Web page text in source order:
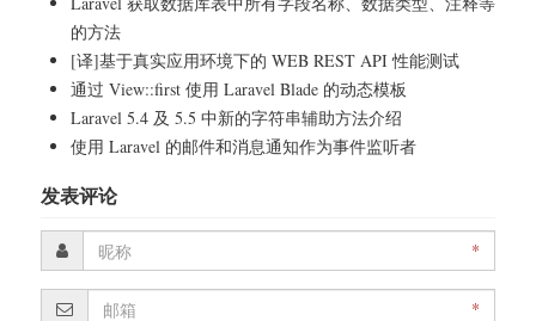
的方法
[译]基于真实应用环境下的 WEB REST API 性能测试
通过 View::first 使用 Laravel Blade 的动态模板
Laravel 5.4 及 5.5 中新的字符串辅助方法介绍
使用 Laravel 的邮件和消息通知作为事件监听者
发表评论
*
*